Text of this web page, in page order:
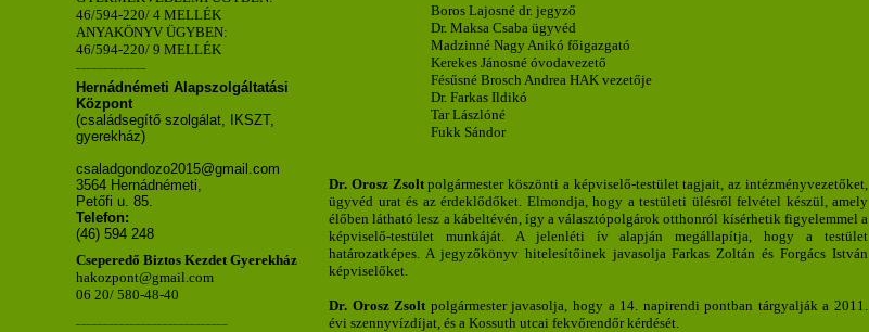
46/594-220/ 4 MELLÉK
ANYAKÖNYV ÜGYBEN:
46/594-220/ 9 MELLÉK
Hernádnémeti Alapszolgáltatási
Központ
(családsegítő szolgálat, IKSZT,
gyerekház)
csaladgondozo2015@gmail.com
3564 Hernádnémeti,
Petőfi u. 85.
Telefon:
(46) 594 248
Cseperedő Biztos Kezdet Gyerekház
hakozpont@gmail.com
06 20/ 580-48-40
Boros Lajosné dr. jegyző
Dr. Maksa Csaba ügyvéd
Madzinné Nagy Anikó főigazgató
Kerekes Jánosné óvodavezető
Fésűsné Brosch Andrea HAK vezetője
Dr. Farkas Ildikó
Tar Lászlóné
Fukk Sándor
Dr. Orosz Zsoltpolgármester köszönti a képviselő-testület tagjait, az intézményvezetőket,
ügyvéd urat és az érdeklődőket. Elmondja, hogy a testületi ülésről felvétel készül, amely
élőben látható lesz a kábeltévén, így a választópolgárok otthonról kísérhetik figyelemmel a
képviselő-testület munkáját. A jelenléti ív alapján megállapítja, hogy a testület
határozatképes. A jegyzőkönyv hitelesítőinek javasolja Farkas Zoltán és Forgács István
képviselőket.
Dr. Orosz Zsoltpolgármester javasolja, hogy a 14. napirendi pontban tárgyalják a 2011.
évi szennyvízdíjat, és a Kossuth utcai fekvőrendőr kérdését.